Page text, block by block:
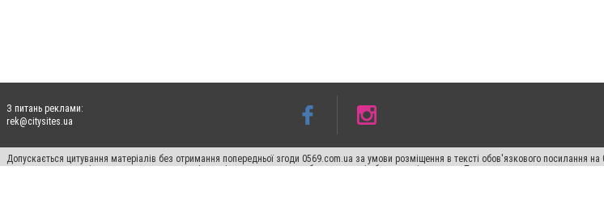
З питань реклами:
rek@citysites.ua
Допускається цитування матеріалів без отримання попередньої згоди 0569.com.ua за умови розміщення в тексті обов'язкового посилання
пошукових систем гіперпосилання на цитовані статті не нижче другого абзацу в тексті або в якості джерела. Порушення виняткових прав